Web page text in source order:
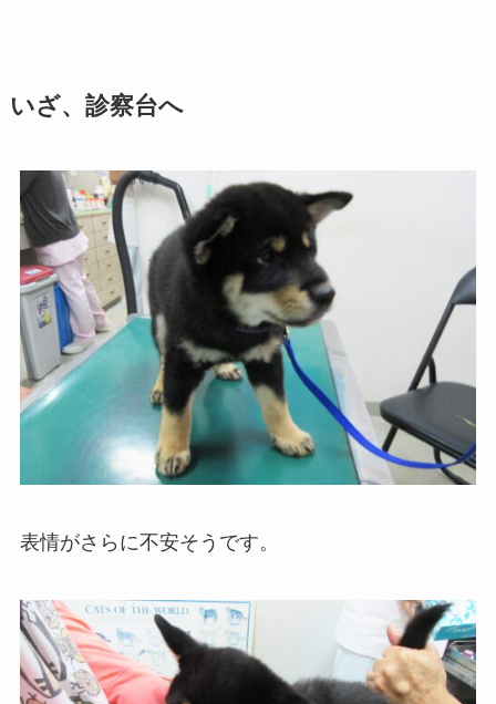
いざ、診察台へ
表情がさらに不安そうです。